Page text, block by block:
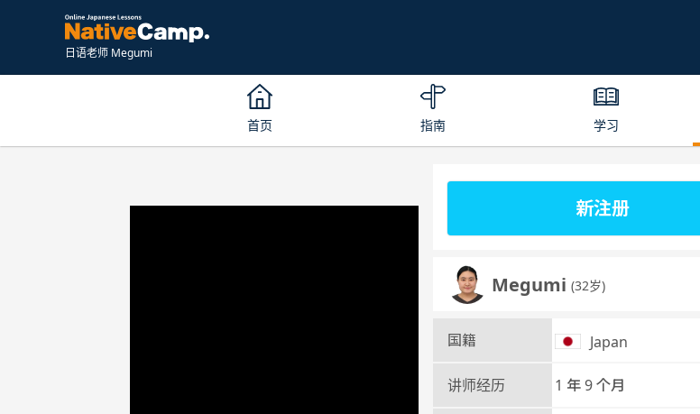
日语老师 Megumi
首页 指南 学习
新注册
Megumi (32岁)
国籍 Japan
讲师经历 1 年 9 个月